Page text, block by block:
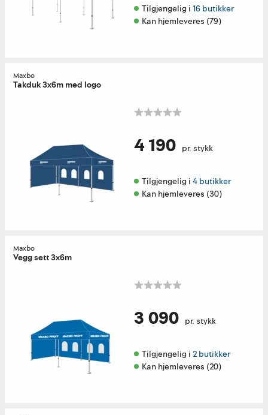
Tilgjengelig i 16 butikker
Kan hjemleveres (79)
Maxbo
Takduk 3x6m med logo
4 190 pr. stykk
Tilgjengelig i 4 butikker
Kan hjemleveres (30)
Maxbo
Vegg sett 3x6m
3 090 pr. stykk
Tilgjengelig i 2 butikker
Kan hjemleveres (20)